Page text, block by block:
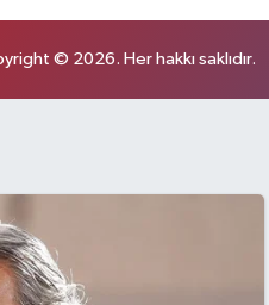
© 2026. Her hakkı saklıdır.